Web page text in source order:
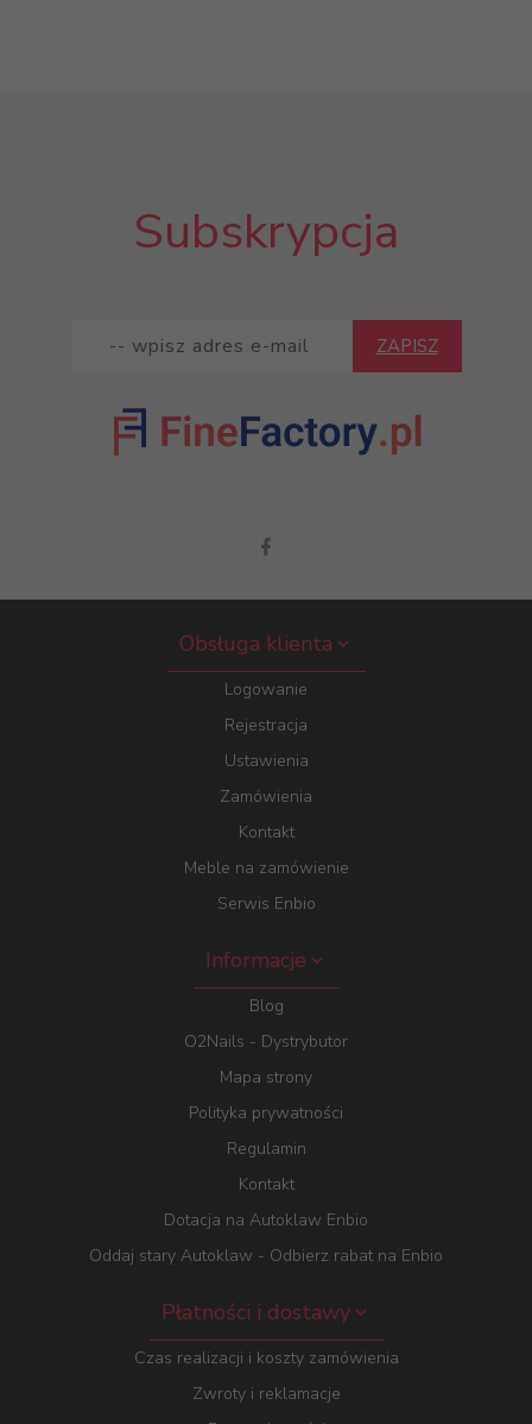
Subskrypcja
ZAPISZ
Obsługa klienta
Logowanie
Rejestracja
Ustawienia
Zamówienia
Kontakt
Meble na zamówienie
Serwis Enbio
Informacje
Blog
O2Nails - Dystrybutor
Mapa strony
Polityka prywatności
Regulamin
Kontakt
Dotacja na Autoklaw Enbio
Oddaj stary Autoklaw - Odbierz rabat na Enbio
Płatności i dostawy
Czas realizacji i koszty zamówienia
Zwroty i reklamacje